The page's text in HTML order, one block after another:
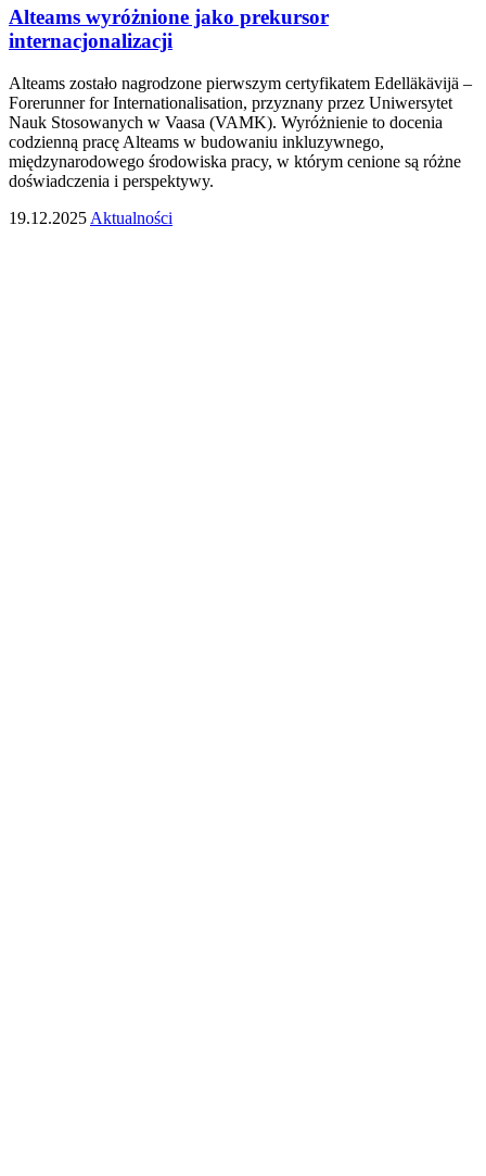
Alteams wyróżnione jako prekursor
internacjonalizacji
Alteams zostało nagrodzone pierwszym certyfikatem Edelläkävijä –
Forerunner for Internationalisation, przyznany przez Uniwersytet
Nauk Stosowanych w Vaasa (VAMK). Wyróżnienie to docenia
codzienną pracę Alteams w budowaniu inkluzywnego,
międzynarodowego środowiska pracy, w którym cenione są różne
doświadczenia i perspektywy.
19.12.2025 Aktualności